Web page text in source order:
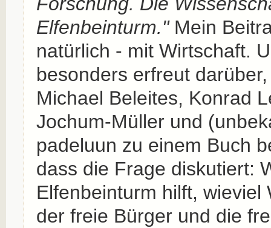
Elfenbeinturm."Mein
natürlich - mit Wirtschaft.
besonders erfreut
Michael Beleites, Konrad
Jochum-Müller und
padeluun zu einem Buch
dass die Frage diskutiert:
Elfenbeinturm hilft, wieviel
der freie Bürger und die